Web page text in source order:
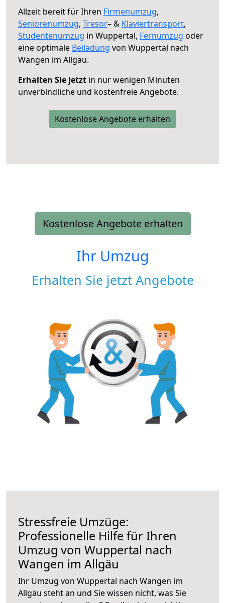
Allzeit bereit für Ihren Firmenumzug,
Seniorenumzug, Tresor– & Klaviertransport,
Studentenumzug in Wuppertal, Fernumzug oder
eine optimale Beiladung von Wuppertal nach
Wangen im Allgäu.
Erhalten Sie jetzt in nur wenigen Minuten
unverbindliche und kostenfreie Angebote.
Kostenlose Angebote erhalten
Kostenlose Angebote erhalten
Ihr Umzug
Erhalten Sie jetzt Angebote
Stressfreie Umzüge:
Professionelle Hilfe für Ihren
Umzug von Wuppertal nach
Wangen im Allgäu
Ihr Umzug von Wuppertal nach Wangen im
Allgäu steht an und Sie wissen nicht, was Sie